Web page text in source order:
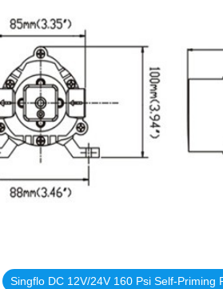
Singflo DC 12V/24V 160 Psi Self-